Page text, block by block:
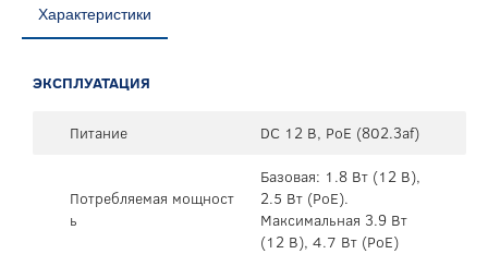
Характеристики
ЭКСПЛУАТАЦИЯ
Питание DC 12 В, PoE (802.3af)
Потребляемая мощност
ь
Базовая: 1.8 Вт (12 В),
2.5 Вт (PoE).
Максимальная 3.9 Вт
(12 В), 4.7 Вт (PoE)